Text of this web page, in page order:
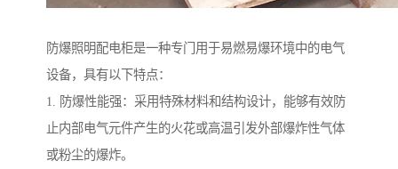
防爆照明配电柜是一种专门用于易燃易爆环境中的电气
设备，具有以下特点：
1. 防爆性能强：采用特殊材料和结构设计，能够有效防
止内部电气元件产生的火花或高温引发外部爆炸性气体
或粉尘的爆炸。